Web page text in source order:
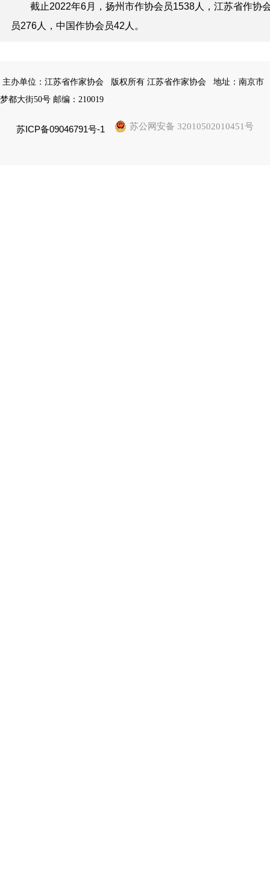
截止2022年6月，扬州市作协会员1538人，江苏省作协
员276人，中国作协会员42人。
主办单位：江苏省作家协会 版权所有 江苏省作家协会
地址：南京市
梦都大街50号 邮编：210019
苏ICP备09046791号-1 苏公网安备 32010502010451号